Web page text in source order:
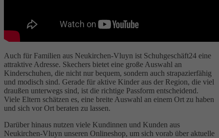
Auch für Familien aus Neukirchen-Vluyn ist Schuhgeschäft24 eine
attraktive Adresse. Skechers bietet eine große Auswahl an
Kinderschuhen, die nicht nur bequem, sondern auch strapazierfähig
und modisch sind. Gerade für aktive Kinder aus der Region, die viel
draußen unterwegs sind, ist die richtige Passform entscheidend.
Viele Eltern schätzen es, eine breite Auswahl an einem Ort zu haben
und sich vor Ort beraten zu lassen.
Darüber hinaus nutzen viele Kundinnen und Kunden aus
Neukirchen-Vluyn unseren Onlineshop, um sich vorab über aktuelle